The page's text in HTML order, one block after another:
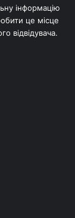
інформацію
це місце
відвідувача.